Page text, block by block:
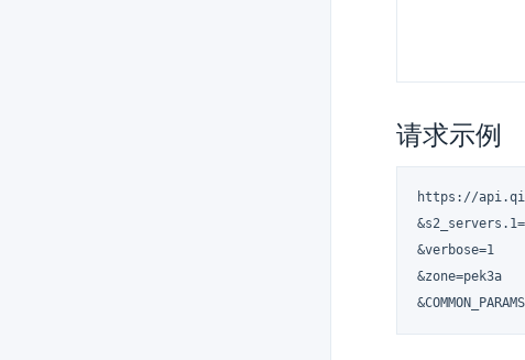
请求示例
https://
&verbose=1
&zone=pek3a
&COMMON_PARAMS